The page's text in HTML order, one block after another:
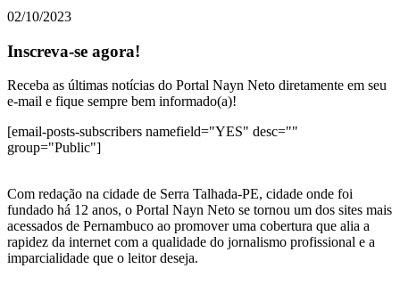
02/10/2023
Inscreva-se agora!
Receba as últimas notícias do Portal Nayn Neto diretamente em seu
e-mail e fique sempre bem informado(a)!
[email-posts-subscribers namefield="YES" desc=""
group="Public"]
Com redação na cidade de Serra Talhada-PE, cidade onde foi
fundado há 12 anos, o Portal Nayn Neto se tornou um dos sites mais
acessados de Pernambuco ao promover uma cobertura que alia a
rapidez da internet com a qualidade do jornalismo profissional e a
imparcialidade que o leitor deseja.